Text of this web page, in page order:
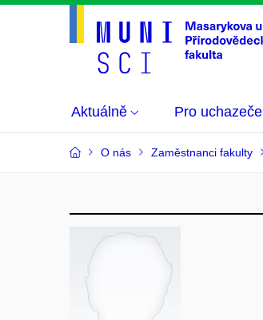
Aktuálně Pro uchazeče
O nás Zaměstnanci fakulty